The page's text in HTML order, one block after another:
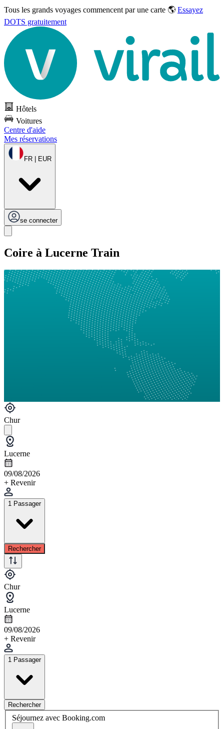
Tous les grands voyages commencent par une carte 🌎 Essayez
DOTS gratuitement
Hôtels
Voitures
Centre d'aide
Mes réservations
FR | EUR
se connecter
Coire à Lucerne Train
Chur
Lucerne
09/08/2026
+ Revenir
1 Passager
Rechercher
Chur
Lucerne
09/08/2026
+ Revenir
1 Passager
Rechercher
Séjournez avec Booking.com